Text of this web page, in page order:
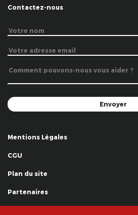
Contactez-nous
Mentions Légales
CGU
Plan du site
Partenaires